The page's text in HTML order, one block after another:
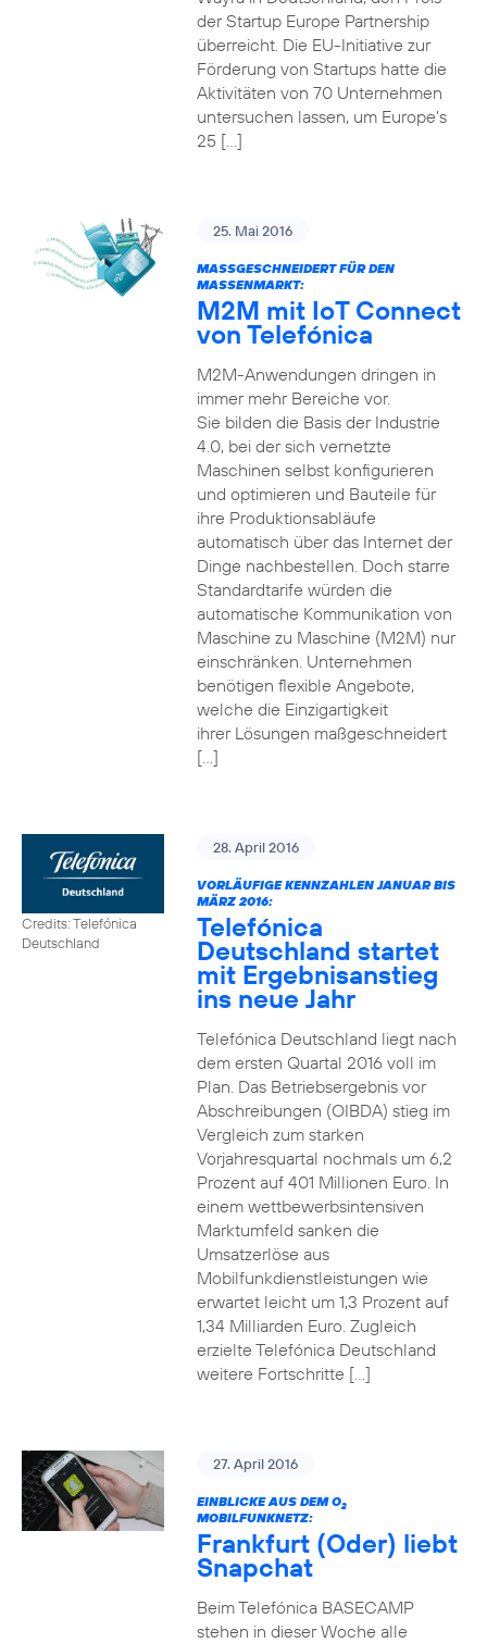
der Startup Europe Partnership
überreicht. Die EU-Initiative zur
Förderung von Startups hatte die
Aktivitäten von 70 Unternehmen
untersuchen lassen, um Europe’s
25 […]
25. Mai 2016
MASSGESCHNEIDERT FÜR DEN M
ASSENMARKT:
M2M mit IoT Connect
von Telefónica
M2M-Anwendungen dringen in
immer mehr Bereiche vor.
Sie bilden die Basis der Industrie
4.0, bei der sich vernetzte
Maschinen selbst konfigurieren
und optimieren und Bauteile für
ihre Produktionsabläufe
automatisch über das Internet der
Dinge nachbestellen. Doch starre
Standardtarife würden die
automatische Kommunikation von
Maschine zu Maschine (M2M) nur
einschränken. Unternehmen
benötigen flexible Angebote,
welche die Einzigartigkeit
ihrer Lösungen maßgeschneidert
[…]
Credits: Telefónica
Deutschland
28. April 2016
VORLÄUFIGE KENNZAHLEN JANUAR BIS
MÄRZ 2016:
Telefónica
Deutschland startet
mit Ergebnisanstieg
ins neue Jahr
Telefónica Deutschland liegt nach
dem ersten Quartal 2016 voll im
Plan. Das Betriebsergebnis vor
Abschreibungen (OIBDA) stieg im
Vergleich zum starken
Vorjahresquartal nochmals um 6,2
Prozent auf 401 Millionen Euro. In
einem wettbewerbsintensiven
Marktumfeld sanken die
Umsatzerlöse aus
Mobilfunkdienstleistungen wie
erwartet leicht um 1,3 Prozent auf
1,34 Milliarden Euro. Zugleich
erzielte Telefónica Deutschland
weitere Fortschritte […]
27. April 2016
EINBLICKE AUS DEM O2
MOBILFUNKNETZ:
Frankfurt (Oder) liebt
Snapchat
Beim Telefónica BASECAMP
stehen in dieser Woche alle